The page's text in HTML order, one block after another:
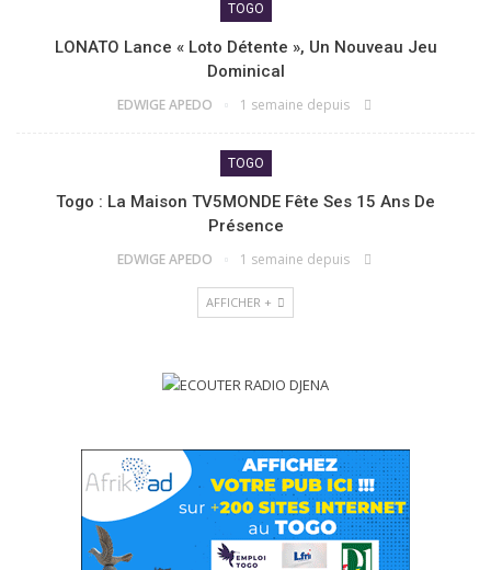
TOGO
LONATO Lance « Loto Détente », Un Nouveau Jeu
Dominical
EDWIGE APEDO 1 semaine depuis
TOGO
Togo : La Maison TV5MONDE Fête Ses 15 Ans De
Présence
EDWIGE APEDO 1 semaine depuis
AFFICHER +